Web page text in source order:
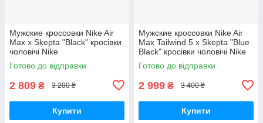
Мужские кроссовки Nike Air
Max x Skepta "Black" кросівки
чоловічі Nike
Готово до відправки
2 809 ₴ 3 200 ₴
Купити
Мужские кроссовки Nike Air
Max Tailwind 5 x Skepta "Blue
Black" кросівки чоловічі Nike
Готово до відправки
2 999 ₴ 3 400 ₴
Купити